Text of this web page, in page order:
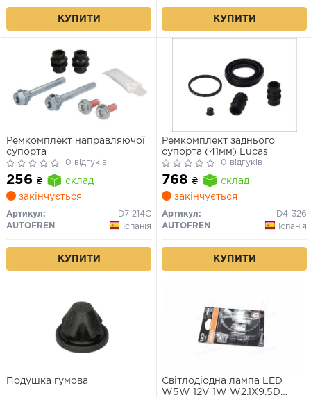
КУПИТИ КУПИТИ
Ремкомплект направляючої
супорта
0 відгуків
256 ₴
склад
закінчується
Артикул:
D7 214C
AUTOFREN
Іспанія
КУПИТИ
Ремкомплект заднього
супорта (41мм) Lucas
0 відгуків
768 ₴
склад
закінчується
Артикул:
D4-326
AUTOFREN
Іспанія
КУПИТИ
Подушка гумова
Світлодіодна лампа LED
W5W 12V 1W W2.1X9.5D